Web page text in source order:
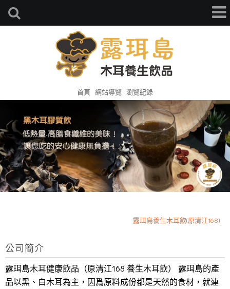
首頁 網站導覽 瀏覽紀錄
露珥島養生木耳飲(原清江168)
公司簡介
露珥島木耳健康飲品（原清江168 養生木耳飲） 露珥島的產
品以黑、白木耳為主，因爲原料成份都是天然的食材，就連